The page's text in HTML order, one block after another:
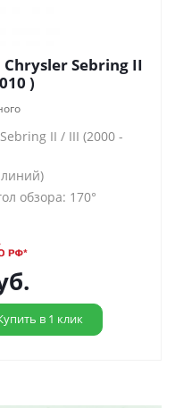
Sebring II
)
II / III (2000 -
обзора: 170°
в 1 клик